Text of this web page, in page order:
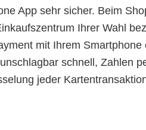
App sehr sicher. Beim
Ihrer Wahl
mit Ihrem
schnell, Zahlen
jeder